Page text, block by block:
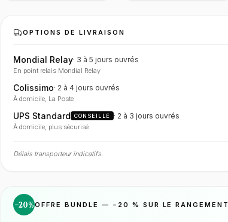
OPTIONS DE LIVRAISON
Mondial Relay· 3 à 5 jours ouvrés
En point relais Mondial Relay
Colissimo· 2 à 4 jours ouvrés
À domicile, La Poste
UPS Standard CONSEILLÉ · 2 à 3 jours ouvrés
À domicile, plus sécurisé
Délais transporteur indicatifs.
−20%OFFRE BUNDLE — − 20 % SUR LE RANGEMENT